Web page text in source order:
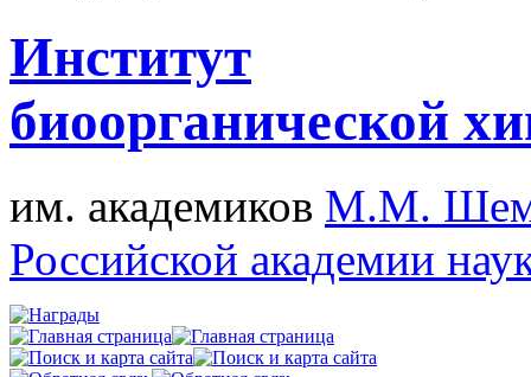
Институт
биоорганической
им. академиков М.М.
Российской академии